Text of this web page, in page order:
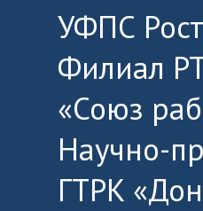
УФПС
Филиал
«Союз
Научно-
ГТРК